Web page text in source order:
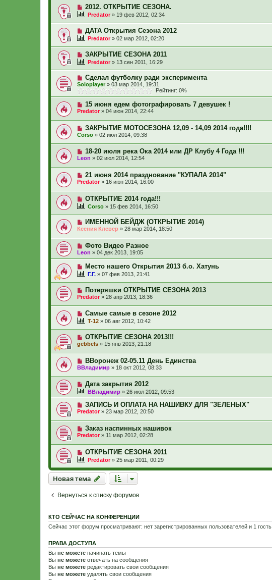
2012. ОТКРЫТИЕ СЕЗОНА.
Predator» 19 фев 2012, 02:34
ДАТА Открытия Сезона 2012
Predator» 02 мар 2012, 02:20
ЗАКРЫТИЕ СЕЗОНА 2011
Predator» 13 сен 2011, 16:29
Сделал футболку ради эксперимента
Soloplayer» 03 мар 2014, 19:31
Рейтинг: 0%
15 июня едем фотографировать 7 девушек !
Predator» 04 июн 2014, 22:44
ЗАКРЫТИЕ МОТОСЕЗОНА 12,09 - 14,09 2014 года!!!!
Corso » 02 июл 2014, 09:38
18-20 июля река Ока 2014 или ДР Клубу 4 Года !!!
Leon » 02 июл 2014, 12:54
21 июня 2014 празднование "КУПАЛА 2014"
Predator» 16 июн 2014, 16:00
ОТКРЫТИЕ 2014 года!!!
Corso » 15 фев 2014, 16:50
ИМЕННОЙ БЕЙДЖ (ОТКРЫТИЕ 2014)
Ксения Клевер » 28 мар 2014, 18:50
Фото Видео Разное
Leon » 04 дек 2013, 19:05
Место нашего Открытия 2013 б.о. Хатунь
Г.Г. » 07 фев 2013, 21:41
Потеряшки ОТКРЫТИЕ СЕЗОНА 2013
Predator» 28 апр 2013, 18:36
Самые самые в сезоне 2012
T-12 » 06 авг 2012, 10:42
ОТКРЫТИЕ СЕЗОНА 2013!!!
gebbels » 15 янв 2013, 21:18
ВВоронеж 02-05.11 День Единства
ВВладимир » 18 окт 2012, 08:33
Дата закрытия 2012
ВВладимир » 26 июл 2012, 09:53
ЗАПИСЬ И ОПЛАТА НА НАШИВКУ ДЛЯ "ЗЕЛЕНЫХ"
Predator» 23 мар 2012, 20:50
Заказ наспинных нашивок
Predator» 11 мар 2012, 02:28
ОТКРЫТИЕ СЕЗОНА 2011
Predator» 25 мар 2011, 00:29
Новая тема
Новаятема
Вернуться к списку форумов
КТО СЕЙЧАС НА КОНФЕРЕНЦИИ
Сейчас этот форум просматривают: нет зарегистрированных пользователей и 1 гость
ПРАВА ДОСТУПА
Вы не можете начинать темы
Вы не можете отвечать на сообщения
Вы не можете редактировать свои сообщения
Вы не можете удалять свои сообщения